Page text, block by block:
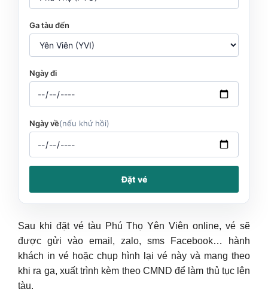
Ga tàu đến
Ngày đi
Ngày về(nếu khứ hồi)
Đặt vé
Sau khi đặt vé tàu Phú Thọ Yên Viên online, vé sẽ
được gửi vào email, zalo, sms Facebook… hành
khách in vé hoặc chụp hình lại vé này và mang theo
khi ra ga, xuất trình kèm theo CMND để làm thủ tục lên
tàu.